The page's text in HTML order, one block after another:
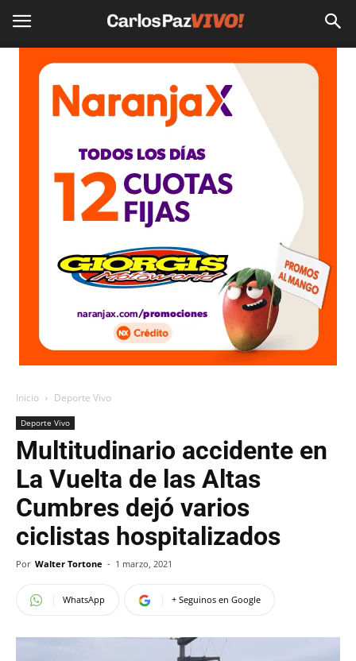
Inicio Deporte Vivo
Deporte Vivo
Multitudinario accidente en
La Vuelta de las Altas
Cumbres dejó varios
ciclistas hospitalizados
Por Walter Tortone - 1 marzo, 2021
WhatsApp + Seguinos en Google